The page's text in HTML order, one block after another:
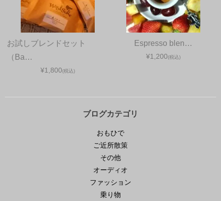
お試しブレンドセット
（Ba…
¥1,800(税込)
Espresso blen…
¥1,200(税込)
ブログカテゴリ
おもひで
ご近所散策
その他
オーディオ
ファッション
乗り物